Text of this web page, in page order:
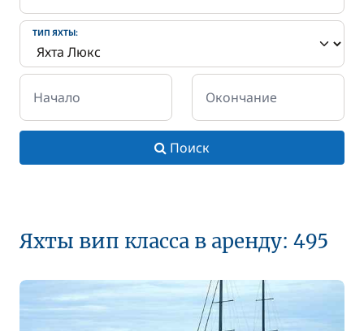
ТИП ЯХТЫ:
Начало Окончание
Поиск
Яхты вип класса в аренду: 495